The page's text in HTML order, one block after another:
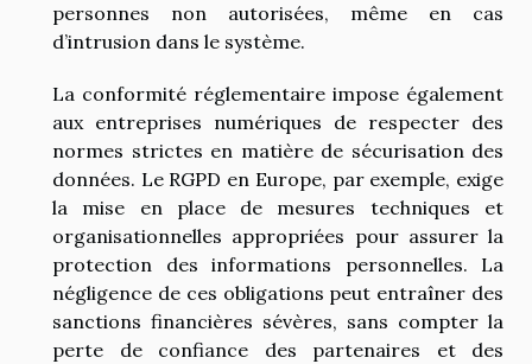
personnes non autorisées, même en cas
d’intrusion dans le système.
La conformité réglementaire impose également
aux entreprises numériques de respecter des
normes strictes en matière de sécurisation des
données. Le RGPD en Europe, par exemple, exige
la mise en place de mesures techniques et
organisationnelles appropriées pour assurer la
protection des informations personnelles. La
négligence de ces obligations peut entraîner des
sanctions financières sévères, sans compter la
perte de confiance des partenaires et des